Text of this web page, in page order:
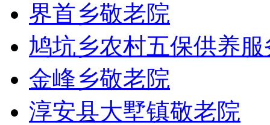
界首乡敬老院
鸠坑乡农村五保供养
金峰乡敬老院
淳安县大墅镇敬老院